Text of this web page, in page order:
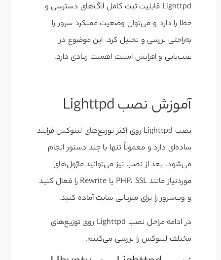
Lighttpd قابلیت ثبت کامل لاگ‌های دسترسی و
خطا را دارد و می‌توان وضعیت عملکرد سرور را
به‌راحتی بررسی و تحلیل کرد. این موضوع در
عیب‌یابی و افزایش امنیت اهمیت زیادی دارد.
آموزش نصب Lighttpd
نصب Lighttpd روی اکثر توزیع‌های لینوکس فرایند
ساده‌ای دارد و معمولاً تنها با چند دستور انجام
می‌شود. بعد از نصب نیز می‌توانید ماژول‌های
موردنیاز مانند PHP، SSL یا Rewrite را فعال کنید
و وب‌سرور را برای میزبانی سایت آماده کنید.
در ادامه مراحل نصب Lighttpd روی توزیع‌های
مختلف لینوکس را بررسی می‌کنیم.